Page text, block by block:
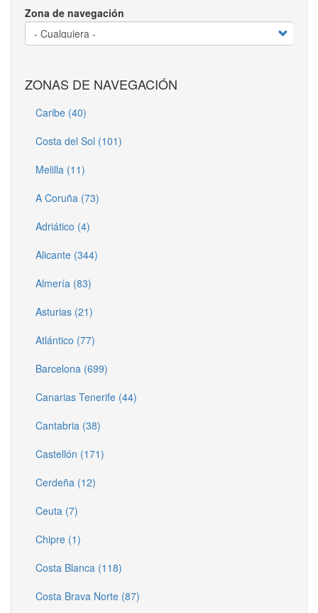
Zona de navegación
ZONAS DE NAVEGACIÓN
Caribe (40)
Costa del Sol (101)
Melilla (11)
A Coruña (73)
Adriático (4)
Alicante (344)
Almería (83)
Asturias (21)
Atlántico (77)
Barcelona (699)
Canarias Tenerife (44)
Cantabria (38)
Castellón (171)
Cerdeña (12)
Ceuta (7)
Chipre (1)
Costa Blanca (118)
Costa Brava Norte (87)